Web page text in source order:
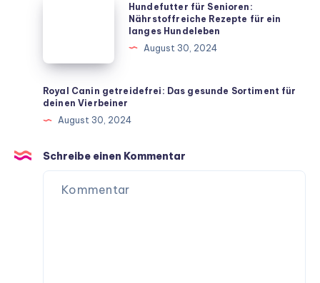
Rezepte
für
ein
langes
Hundefutter für Senioren:
Nährstoffreiche Rezepte für ein
langes Hundeleben
August 30, 2024
Royal Canin getreidefrei: Das gesunde Sortiment für
deinen Vierbeiner
August 30, 2024
Schreibe einen Kommentar